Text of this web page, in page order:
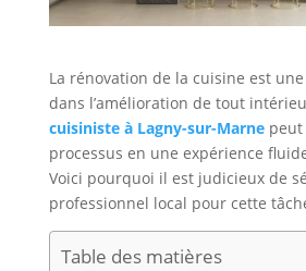
La rénovation de la cuisine est
dans l’amélioration de tout
cuisiniste à Lagny-sur-Marnepeut
processus en une expérience
Voici pourquoi il est judicieux de
professionnel local pour cette
Table des matières